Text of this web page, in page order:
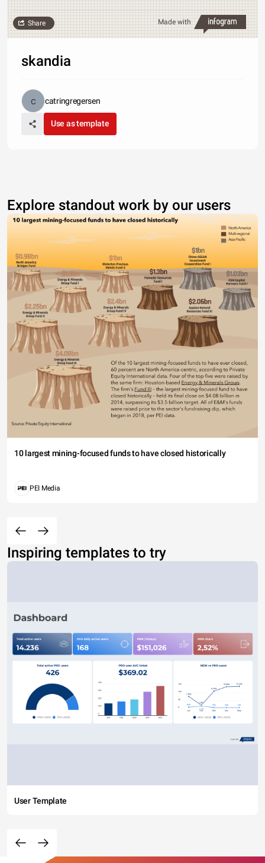
Made with
Share
skandia
catringregersen
Use as template
Explore standout work by our users
10 largest mining-focused funds to have closed historically
PEI Media
Inspiring templates to try
User Template